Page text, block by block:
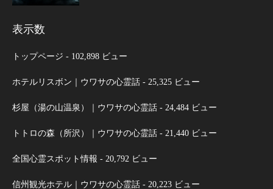
表示数
トップページ - 102,898 ビュー
ホテルリスボン｜ウワサの心霊話 - 25,325 ビュー
杉屋（湯の山温泉）｜ウワサの心霊話 - 24,484 ビュー
トトロの森（所沢）｜ウワサの心霊話 - 21,440 ビュー
全国心霊スポット情報 - 20,792 ビュー
信州観光ホテル｜ウワサの心霊話 - 20,223 ビュー